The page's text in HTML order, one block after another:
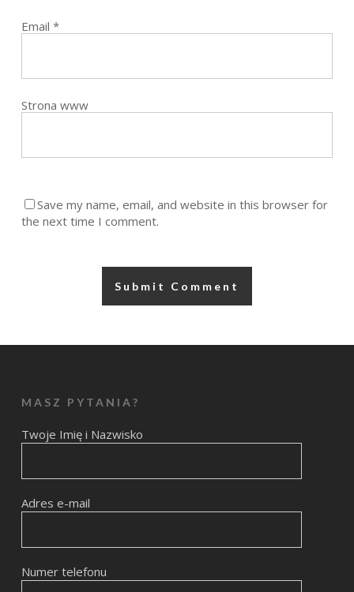
Email *
Strona www
Save my name, email, and website in this browser for
the next time I comment.
MASZ PYTANIA?
Twoje Imię i Nazwisko
Adres e-mail
Numer telefonu